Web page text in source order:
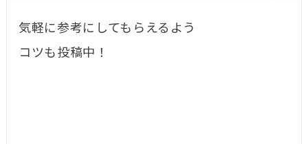
気軽に参考にしてもらえるよう
コツも投稿中！